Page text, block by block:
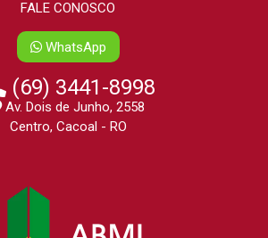
FALE CONOSCO
WhatsApp
(69) 3441-8998
Av. Dois de Junho, 2558
Centro, Cacoal - RO